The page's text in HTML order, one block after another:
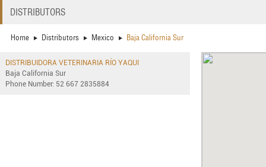
DISTRIBUTORS
Home Distributors Mexico Baja California Sur
DISTRIBUIDORA VETERINARIA RÍO YAQUI
Baja California Sur
Phone Number: 52 667 2835884